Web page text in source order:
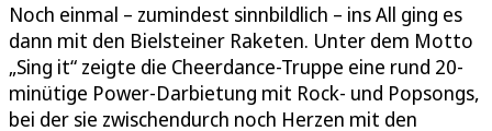
Noch einmal – zumindest sinnbildlich – ins All ging es
dann mit den Bielsteiner Raketen. Unter dem Motto
„Sing it“ zeigte die Cheerdance-Truppe eine rund 20-
minütige Power-Darbietung mit Rock- und Popsongs,
bei der sie zwischendurch noch Herzen mit den